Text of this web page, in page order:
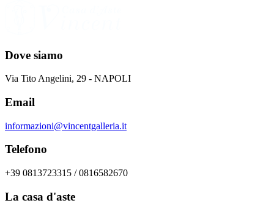
Dove siamo
Via Tito Angelini, 29 - NAPOLI
Email
informazioni@vincentgalleria.it
Telefono
+39 0813723315 / 0816582670
La casa d'aste